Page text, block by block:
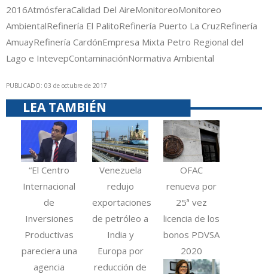
2016AtmósferaCalidad Del AireMonitoreoMonitoreo
AmbientalRefinería El PalitoRefinería Puerto La CruzRefinería
AmuayRefinería CardónEmpresa Mixta Petro Regional del
Lago e IntevepContaminaciónNormativa Ambiental
PUBLICADO: 03 de octubre de 2017
LEA TAMBIÉN
“El Centro
Internacional
de
Inversiones
Productivas
pareciera una
agencia
Venezuela
redujo
exportaciones
de petróleo a
India y
Europa por
reducción de
OFAC
renueva por
25ª vez
licencia de los
bonos PDVSA
2020